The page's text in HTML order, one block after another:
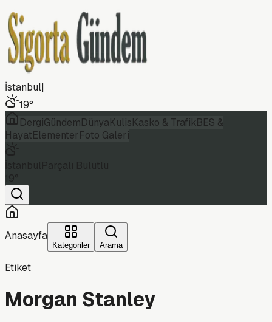
İstanbul|
19°
DergiGündemDünyaKulisKasko & TrafikBES &
HayatElementerFoto Galeri
Anasayfa
Kategoriler Arama
Etiket
Morgan Stanley